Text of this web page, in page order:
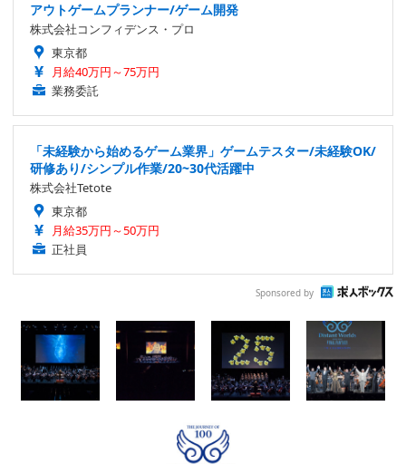
アウトゲームプランナー/ゲーム開発
株式会社コンフィデンス・プロ
東京都
月給40万円～75万円
業務委託
「未経験から始めるゲーム業界」ゲームテスター/未経験OK/
研修あり/シンプル作業/20~30代活躍中
株式会社Tetote
東京都
月給35万円～50万円
正社員
Sponsored by